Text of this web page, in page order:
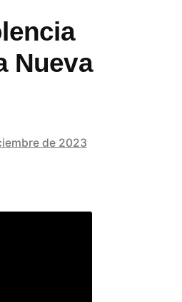
Nueva
de 2023